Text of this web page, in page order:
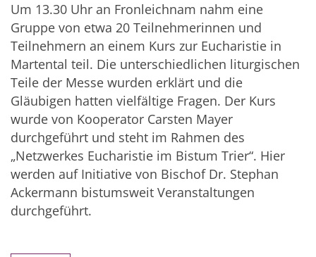
Um 13.30 Uhr an Fronleichnam nahm eine
Gruppe von etwa 20 Teilnehmerinnen und
Teilnehmern an einem Kurs zur Eucharistie in
Martental teil. Die unterschiedlichen liturgischen
Teile der Messe wurden erklärt und die
Gläubigen hatten vielfältige Fragen. Der Kurs
wurde von Kooperator Carsten Mayer
durchgeführt und steht im Rahmen des
„Netzwerkes Eucharistie im Bistum Trier“. Hier
werden auf Initiative von Bischof Dr. Stephan
Ackermann bistumsweit Veranstaltungen
durchgeführt.